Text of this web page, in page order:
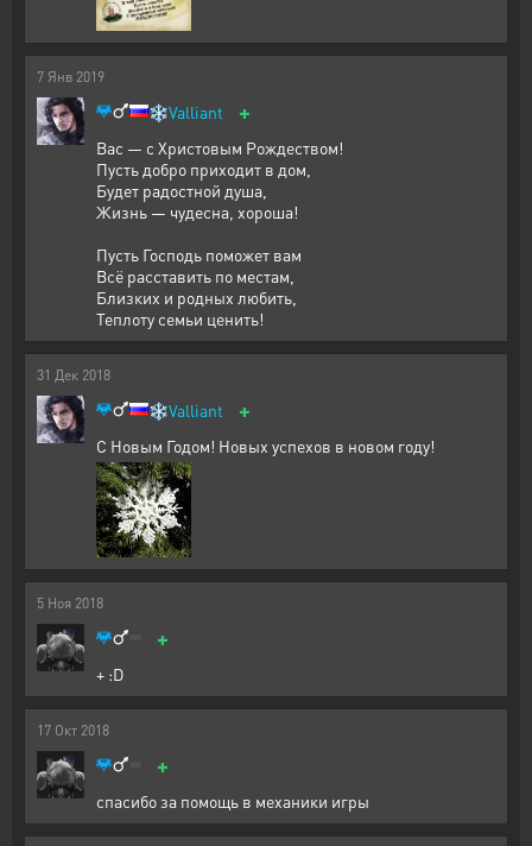
7 Янв 2019
❄️Valliant +
Вас — с Христовым Рождеством!
Пусть добро приходит в дом,
Будет радостной душа,
Жизнь — чудесна, хороша!
Пусть Господь поможет вам
Всё расставить по местам,
Близких и родных любить,
Теплоту семьи ценить!
31 Дек 2018
❄️Valliant +
С Новым Годом! Новых успехов в новом году!
5 Ноя 2018
+
+ :D
17 Окт 2018
+
спасибо за помощь в механики игры